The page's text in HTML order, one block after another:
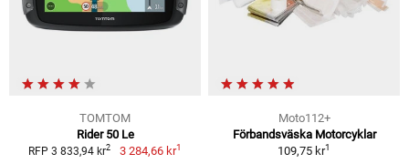
TOMTOM
Rider 50 Le
RFP 3 833,94 kr2 3 284,66 kr1
Moto112+
Förbandsväska Motorcyklar
109,75 kr1